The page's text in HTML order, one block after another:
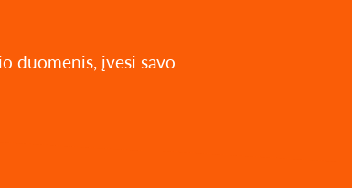
duomenis, įvesi savo